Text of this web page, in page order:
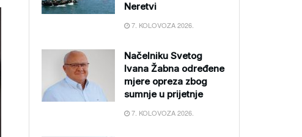
Neretvi
7. KOLOVOZA 2026.
Načelniku Svetog
Ivana Žabna određene
mjere opreza zbog
sumnje u prijetnje
7. KOLOVOZA 2026.